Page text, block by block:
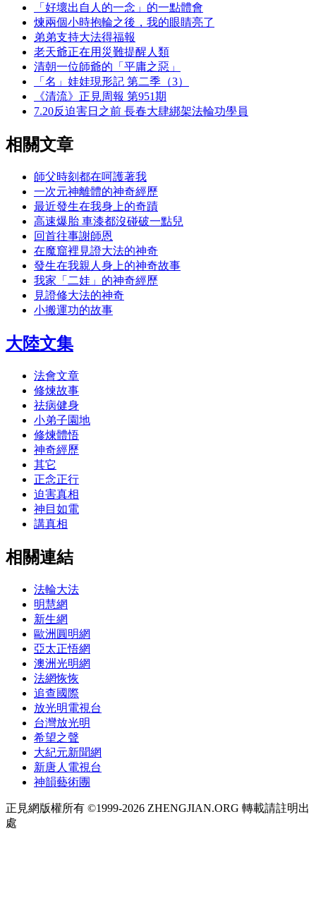
「好壞出自人的一念」的一點體會
煉兩個小時抱輪之後，我的眼睛亮了
弟弟支持大法得福報
老天爺正在用災難提醒人類
清朝一位師爺的「平庸之惡」
「名」娃娃現形記 第二季（3）
《清流》正見周報 第951期
7.20反迫害日之前 長春大肆綁架法輪功學員
相關文章
師父時刻都在呵護著我
一次元神離體的神奇經歷
最近發生在我身上的奇蹟
高速爆胎 車漆都沒碰破一點兒
回首往事謝師恩
在魔窟裡見證大法的神奇
發生在我親人身上的神奇故事
我家「二娃」的神奇經歷
見證修大法的神奇
小搬運功的故事
大陸文集
法會文章
修煉故事
祛病健身
小弟子園地
修煉體悟
神奇經歷
其它
正念正行
迫害真相
神目如電
講真相
相關連結
法輪大法
明慧網
新生網
歐洲圓明網
亞太正悟網
澳洲光明網
法網恢恢
追查國際
放光明電視台
台灣放光明
希望之聲
大紀元新聞網
新唐人電視台
神韻藝術團
正見網版權所有 ©1999-2026 ZHENGJIAN.ORG 轉載請註明出
處